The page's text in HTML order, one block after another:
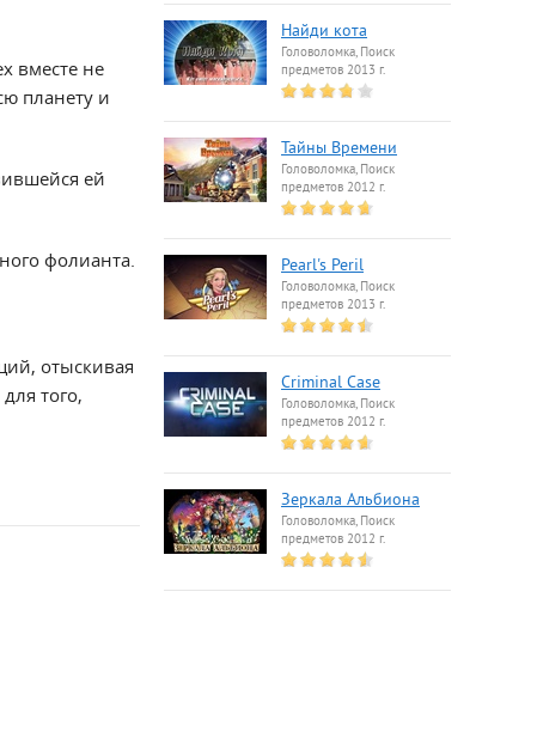
вместе не
планету и
ей
фолианта.
отыскивая
того,
Найди кота
Головоломка, Поиск
предметов 2013 г.
Тайны Времени
Головоломка, Поиск
предметов 2012 г.
Pearl's Peril
Головоломка, Поиск
предметов 2013 г.
Criminal Case
Головоломка, Поиск
предметов 2012 г.
Зеркала Альбиона
Головоломка, Поиск
предметов 2012 г.